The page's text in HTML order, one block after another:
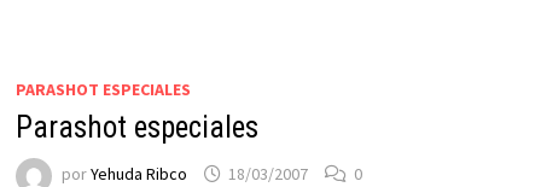
PARASHOT ESPECIALES
Parashot especiales
porYehuda Ribco 18/03/2007 0